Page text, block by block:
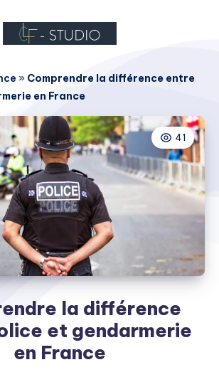
» Comprendre la différence entre
en France
41
la différence
et gendarmerie
en France